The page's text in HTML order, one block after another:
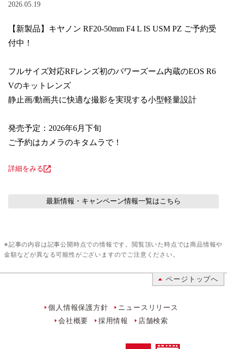
2026.05.19
【新製品】キヤノン RF20-50mm F4 L IS USM PZ ご予約受
付中！
フルサイズ対応RFレンズ初のパワーズーム内蔵のEOS R6
Vのキットレンズ
静止画/動画共に快適な撮影を実現する小型軽量設計
発売予定：2026年6月下旬
ご予約はカメラのキタムラで！
詳細をみる
最新情報・キャンペーン情報一覧はこちら
※記事の内容は記事公開時点での情報です。閲覧頂いた時点では商品情報や
金額などが異なる可能性がございますのでご注意ください。
ページトップへ
個人情報保護方針
ニュースリリース
会社概要
採用情報 店舗検索